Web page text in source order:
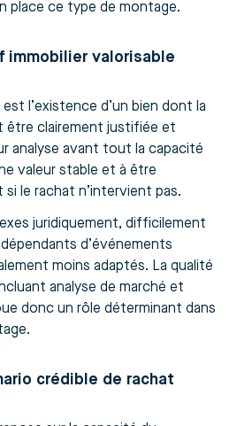
place ce type de montage.
immobilier valorisable
l’existence d’un bien dont la
être clairement justifiée et
analyse avant tout la capacité
valeur stable et à être
le rachat n’intervient pas.
juridiquement, difficilement
d’événements
moins adaptés. La qualité
analyse de marché et
donc un rôle déterminant dans
crédible de rachat